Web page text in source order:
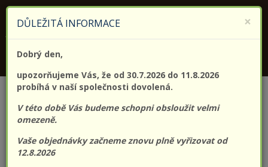
×
DŮLEŽITÁ INFORMACE
Dobrý den,
upozorňujeme Vás, že od 30.7.2026 do 11.8.2026
probíhá v naší společnosti dovolená.
V této době Vás budeme schopni obsloužit velmi
omezeně.
Vaše objednávky začneme znovu plně vyřizovat od
12.8.2026